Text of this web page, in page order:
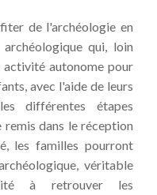
de l'archéologie en
qui, loin
activité autonome pour
avec l'aide de leurs
différentes étapes
remis dans le réception
les familles pourront
véritable
à retrouver les